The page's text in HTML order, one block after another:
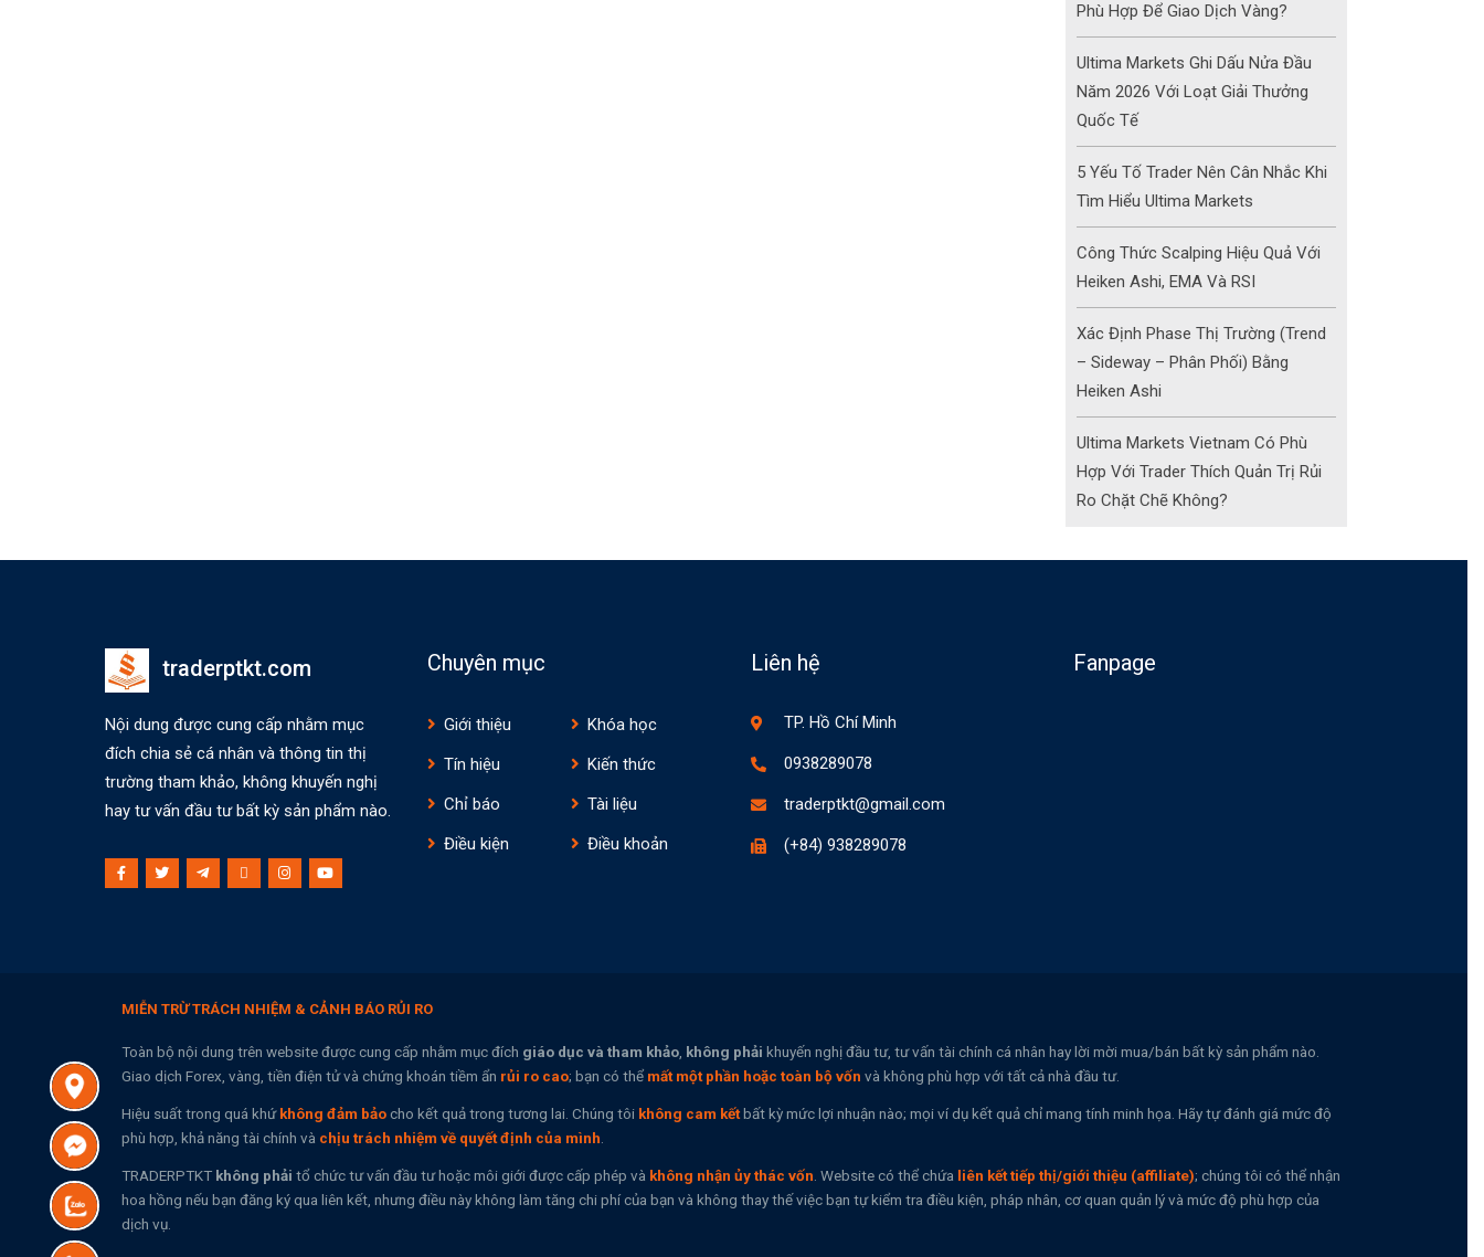
Phù Hợp Để Giao Dịch Vàng?
Ultima Markets Ghi Dấu Nửa Đầu
Năm 2026 Với Loạt Giải Thưởng
Quốc Tế
5 Yếu Tố Trader Nên Cân Nhắc Khi
Tìm Hiểu Ultima Markets
Công Thức Scalping Hiệu Quả Với
Heiken Ashi, EMA Và RSI
Xác Định Phase Thị Trường (Trend
– Sideway – Phân Phối) Bằng
Heiken Ashi
Ultima Markets Vietnam Có Phù
Hợp Với Trader Thích Quản Trị Rủi
Ro Chặt Chẽ Không?
traderptkt.com
Nội dung được cung cấp nhằm mục
đích chia sẻ cá nhân và thông tin thị
trường tham khảo, không khuyến nghị
hay tư vấn đầu tư bất kỳ sản phẩm nào.
Chuyên mục
Giới thiệu
Khóa học
Tín hiệu
Kiến thức
Chỉ báo
Tài liệu
Điều kiện
Điều khoản
Liên hệ
TP. Hồ Chí Minh
0938289078
traderptkt@gmail.com
(+84) 938289078
Fanpage
MIỄN TRỪ TRÁCH NHIỆM & CẢNH BÁO RỦI RO
Toàn bộ nội dung trên website được cung cấp nhằm mục đích giáo dục và tham khảo, không phải khuyến nghị đầu tư, tư vấn tài chính cá nhân hay lời mời mua/bán bất kỳ sản phẩm nào.
Giao dịch Forex, vàng, tiền điện tử và chứng khoán tiềm ẩn rủi ro cao; bạn có thể mất một phần hoặc toàn bộ vốn và không phù hợp với tất cả nhà đầu tư.
Hiệu suất trong quá khứkhông đảm bảocho kết quả trong tương lai. Chúng tôi không cam kếtbất kỳ mức lợi nhuận nào; mọi ví dụ kết quả chỉ mang tính minh họa. Hãy tự đánh giá mức độ
phù hợp, khả năng tài chính và chịu trách nhiệm về quyết định của mình
TRADERPTKT không phải tổ chức tư vấn đầu tư hoặc môi giới được cấp phép và không nhận ủy thác vốn . Website có thể chứa liên kết tiếp thị/giới thiệu (affiliate); chúng tôi có thể nhận
hoa hồng nếu bạn đăng ký qua liên kết, nhưng điều này không làm tăng chi phí của bạn và không thay thế việc bạn tự kiểm tra điều kiện, pháp nhân, cơ quan quản lý và mức độ phù hợp của
dịch vụ.